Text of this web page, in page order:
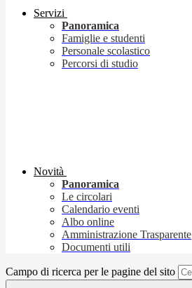
Servizi
Panoramica
Famiglie e studenti
Personale scolastico
Percorsi di studio
Novità
Panoramica
Le circolari
Calendario eventi
Albo online
Amministrazione Trasparente
Documenti utili
Campo di ricerca per le pagine del sito